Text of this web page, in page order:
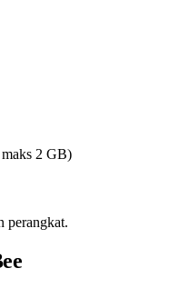
2 GB)
perangkat.